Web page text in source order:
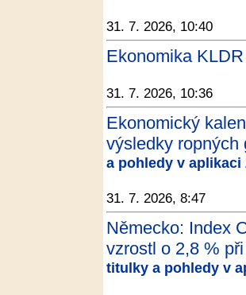
31. 7. 2026, 10:40
Ekonomika
31. 7. 2026, 10:36
Ekonomický
výsledky ropných
a pohledy v aplikaci
31. 7. 2026, 8:47
Německo: Index
vzrostl o 2,8 %
titulky a pohledy v